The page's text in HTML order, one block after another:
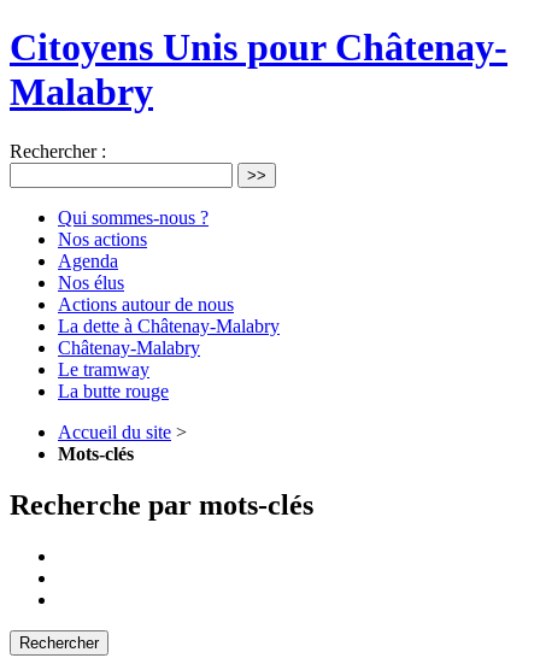
Citoyens Unis pour Châtenay-
Malabry
Rechercher :
>>
Qui sommes-nous ?
Nos actions
Agenda
Nos élus
Actions autour de nous
La dette à Châtenay-Malabry
Châtenay-Malabry
Le tramway
La butte rouge
Accueil du site >
Mots-clés
Recherche par mots-clés